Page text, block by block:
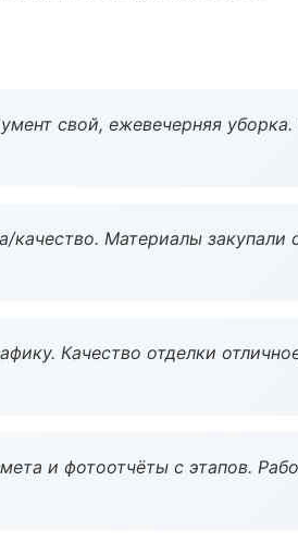
свой, ежевечерняя уборка.
качество. Материалы
Качество отделки
и фотоотчёты с этапов.